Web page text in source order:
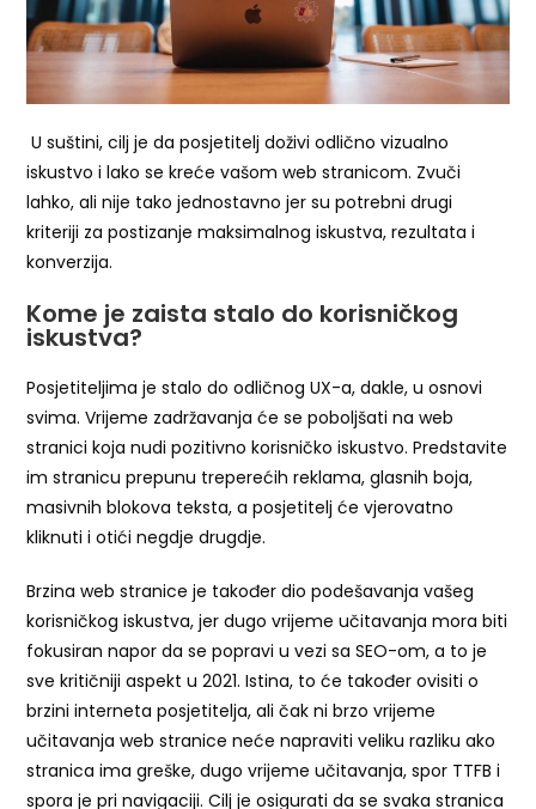
U suštini, cilj je da posjetitelj doživi odlično vizualno
iskustvo i lako se kreće vašom web stranicom. Zvuči
lahko, ali nije tako jednostavno jer su potrebni drugi
kriteriji za postizanje maksimalnog iskustva, rezultata i
konverzija.
Kome je zaista stalo do korisničkog
iskustva?
Posjetiteljima je stalo do odličnog UX-a, dakle, u osnovi
svima. Vrijeme zadržavanja će se poboljšati na web
stranici koja nudi pozitivno korisničko iskustvo. Predstavite
im stranicu prepunu treperećih reklama, glasnih boja,
masivnih blokova teksta, a posjetitelj će vjerovatno
kliknuti i otići negdje drugdje.
Brzina web stranice je također dio podešavanja vašeg
korisničkog iskustva, jer dugo vrijeme učitavanja mora biti
fokusiran napor da se popravi u vezi sa SEO-om, a to je
sve kritičniji aspekt u 2021. Istina, to će također ovisiti o
brzini interneta posjetitelja, ali čak ni brzo vrijeme
učitavanja web stranice neće napraviti veliku razliku ako
stranica ima greške, dugo vrijeme učitavanja, spor TTFB i
spora je pri navigaciji. Cilj je osigurati da se svaka stranica